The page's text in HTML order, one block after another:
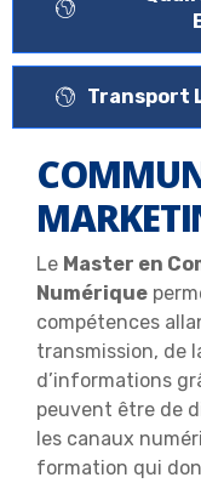
Transport
Le Master en
Numérique
compétences
transmission, de
d’informations
peuvent être de
les canaux
formation qui